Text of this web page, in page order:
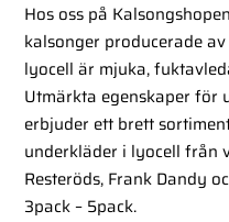
Hos oss på
kalsonger producerade
lyocell är mjuka,
Utmärkta egenskaper för
erbjuder ett brett
underkläder i lyocell från
Resteröds, Frank Dandy
3pack – 5pack.